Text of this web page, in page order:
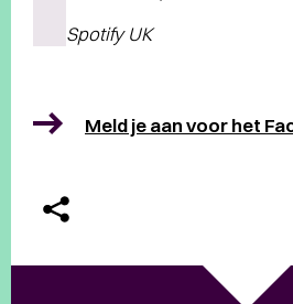
Spotify UK
Meld je aan voor het